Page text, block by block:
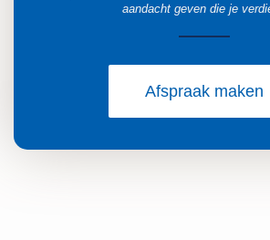
aandacht geven die je
Afspraak maken